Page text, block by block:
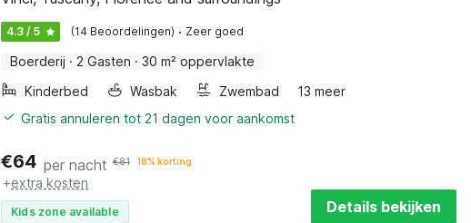
4.3 / 5 (14 Beoordelingen) · Zeer goed
Boerderij · 2 Gasten · 30 m² oppervlakte
Kinderbed
Wasbak Zwembad
13 meer
Gratis annuleren tot 21 dagen voor aankomst
€64 per nacht €81 18% korting
+extra kosten
Kids zone available Details bekijken